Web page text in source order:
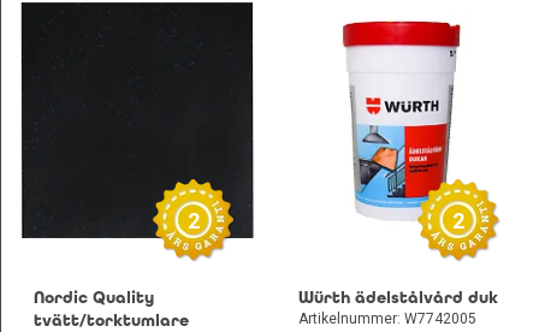
2
Nordic Quality
tvätt/torktumlare
2
Würth ädelstålvård duk
Artikelnummer: W7742005